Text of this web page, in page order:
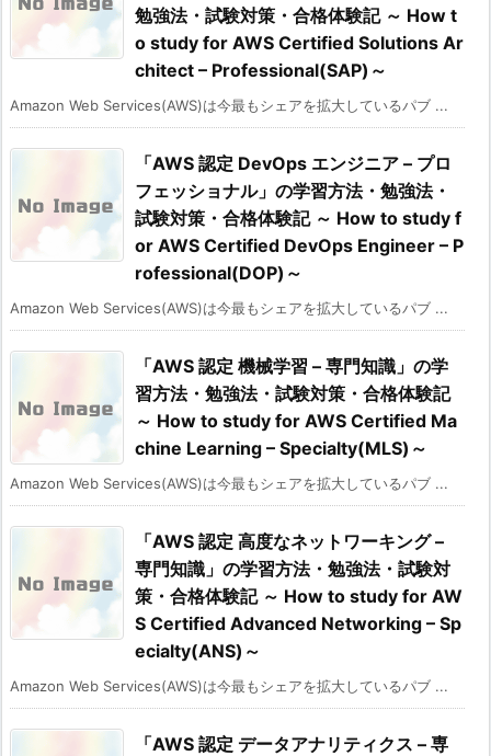
勉強法・試験対策・合格体験記 ～ How t
o study for AWS Certified Solutions Ar
chitect – Professional(SAP)～
Amazon Web Services(AWS)は今最もシェアを拡大しているパブ ...
「AWS 認定 DevOps エンジニア – プロ
フェッショナル」の学習方法・勉強法・
試験対策・合格体験記 ～ How to study f
or AWS Certified DevOps Engineer – P
rofessional(DOP)～
Amazon Web Services(AWS)は今最もシェアを拡大しているパブ ...
「AWS 認定 機械学習 – 専門知識」の学
習方法・勉強法・試験対策・合格体験記
～ How to study for AWS Certified Ma
chine Learning – Specialty(MLS)～
Amazon Web Services(AWS)は今最もシェアを拡大しているパブ ...
「AWS 認定 高度なネットワーキング –
専門知識」の学習方法・勉強法・試験対
策・合格体験記 ～ How to study for AW
S Certified Advanced Networking – Sp
ecialty(ANS)～
Amazon Web Services(AWS)は今最もシェアを拡大しているパブ ...
「AWS 認定 データアナリティクス – 専